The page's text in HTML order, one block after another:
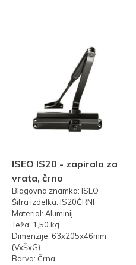
ISEO IS20 - zapiralo za
vrata, črno
Blagovna znamka: ISEO
Šifra izdelka: IS20ČRNI
Material: Aluminij
Teža: 1,50 kg
Dimenzije: 63x205x46mm
(VxŠxG)
Barva: Črna